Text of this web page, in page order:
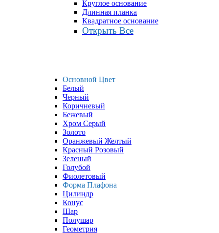
Круглое основание
Длинная планка
Квадратное основание
Открыть Все
Основной Цвет
Белый
Черный
Коричневый
Бежевый
Хром Серый
Золото
Оранжевый Желтый
Красный Розовый
Зеленый
Голубой
Фиолетовый
Форма Плафона
Цилиндр
Конус
Шар
Полушар
Геометрия